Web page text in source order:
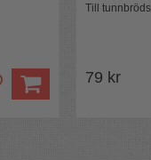
Till
79 kr